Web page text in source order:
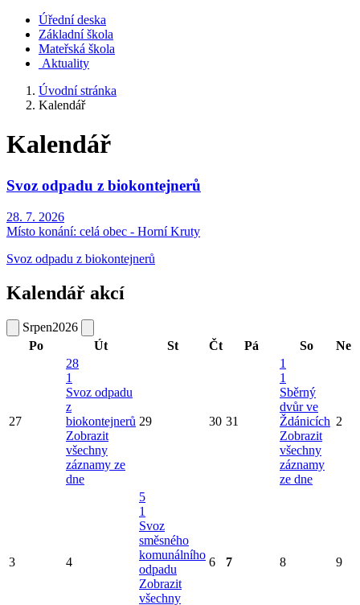
Úřední deska
Základní škola
Mateřská škola
Aktuality
Úvodní stránka
Kalendář
Kalendář
Svoz odpadu z biokontejnerů
28. 7. 2026
Místo konání: celá obec - Horní Kruty
Svoz odpadu z biokontejnerů
Kalendář akcí
Srpen2026
Po
Út St Čt Pá So Ne
27
28
1
Svoz odpadu
z
biokontejnerů
Zobrazit
všechny
záznamy ze
dne
29 30 31
1
1
Sběrný
dvůr ve
Ždánicích
Zobrazit
všechny
záznamy
ze dne
2
3 4
5
1
Svoz
směsného
komunálního
odpadu
Zobrazit
všechny
6 7 8 9